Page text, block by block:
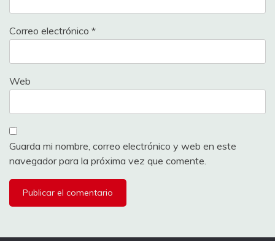
Correo electrónico *
Web
Guarda mi nombre, correo electrónico y web en este
navegador para la próxima vez que comente.